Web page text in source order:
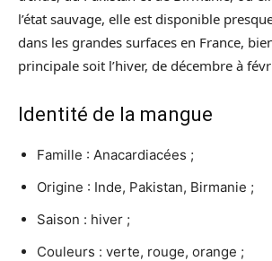
l’état sauvage, elle est disponible
dans les grandes surfaces en France,
principale soit l’hiver, de décembre à
Identité de la mangue
Famille : Anacardiacées ;
Origine : Inde, Pakistan, Birmanie ;
Saison : hiver ;
Couleurs : verte, rouge, orange ;